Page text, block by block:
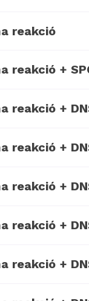
reakció
reakció +
reakció +
reakció +
reakció +
reakció +
reakció +